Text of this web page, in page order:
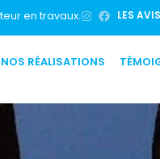
en travaux. LES AVIS
NOS RÉALISATIONS